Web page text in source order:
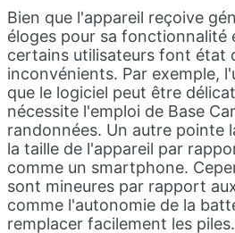
Bien que l'appareil reçoive
éloges pour sa fonctionnalité
certains utilisateurs font état
inconvénients. Par exemple,
que le logiciel peut être
nécessite l'emploi de Base
randonnées. Un autre pointe
la taille de l'appareil par
comme un smartphone.
sont mineures par rapport
comme l'autonomie de la
remplacer facilement les piles.